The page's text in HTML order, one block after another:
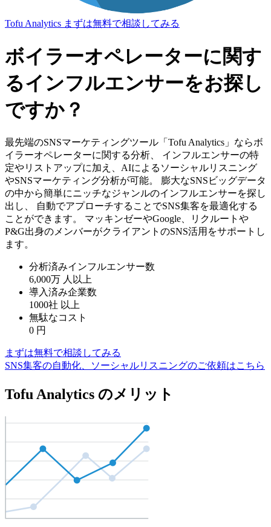
Tofu Analytics まずは無料で相談してみる
ボイラーオペレーターに関す
るインフルエンサーをお探し
ですか？
最先端のSNSマーケティングツール「Tofu Analytics」ならボ
イラーオペレーターに関する分析、 インフルエンサーの特
定やリストアップに加え、AIによるソーシャルリスニング
やSNSマーケティング分析が可能。 膨大なSNSビッグデータ
の中から簡単にニッチなジャンルのインフルエンサーを探し
出し、 自動でアプローチすることでSNS集客を最適化する
ことができます。 マッキンゼーやGoogle、リクルートや
P&G出身のメンバーがクライアントのSNS活用をサポートし
ます。
分析済みインフルエンサー数
6,000万 人以上
導入済み企業数
1000社 以上
無駄なコスト
0 円
まずは無料で相談してみる
SNS集客の自動化、ソーシャルリスニングのご依頼はこちら
Tofu Analytics のメリット